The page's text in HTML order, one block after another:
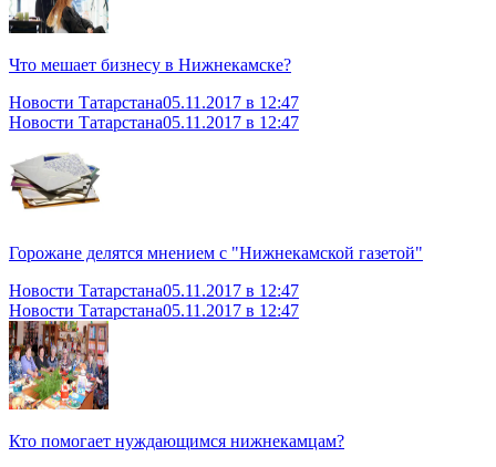
Что мешает бизнесу в Нижнекамске?
Новости Татарстана05.11.2017 в 12:47
Новости Татарстана05.11.2017 в 12:47
Горожане делятся мнением с "Нижнекамской газетой"
Новости Татарстана05.11.2017 в 12:47
Новости Татарстана05.11.2017 в 12:47
Кто помогает нуждающимся нижнекамцам?